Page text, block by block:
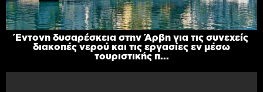
Έντονη δυσαρέσκεια στην Άρβη για τις συνεχείς
διακοπές νερού και τις εργασίες εν μέσω
τουριστικής π...